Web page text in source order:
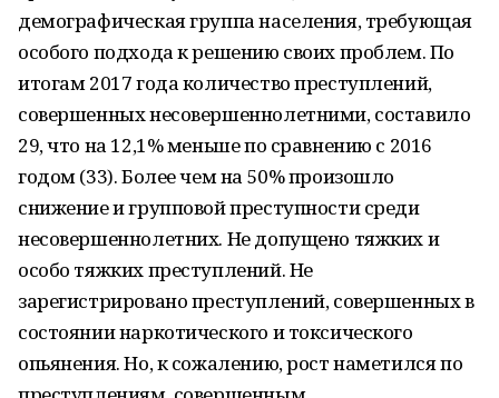
демографическая группа населения, требующая
особого подхода к решению своих проблем. По
итогам 2017 года количество преступлений,
совершенных несовершеннолетними, составило
29, что на 12,1% меньше по сравнению с 2016
годом (33). Более чем на 50% произошло
снижение и групповой преступности среди
несовершеннолетних. Не допущено тяжких и
особо тяжких преступлений. Не
зарегистрировано преступлений, совершенных в
состоянии наркотического и токсического
опьянения. Но, к сожалению, рост наметился по